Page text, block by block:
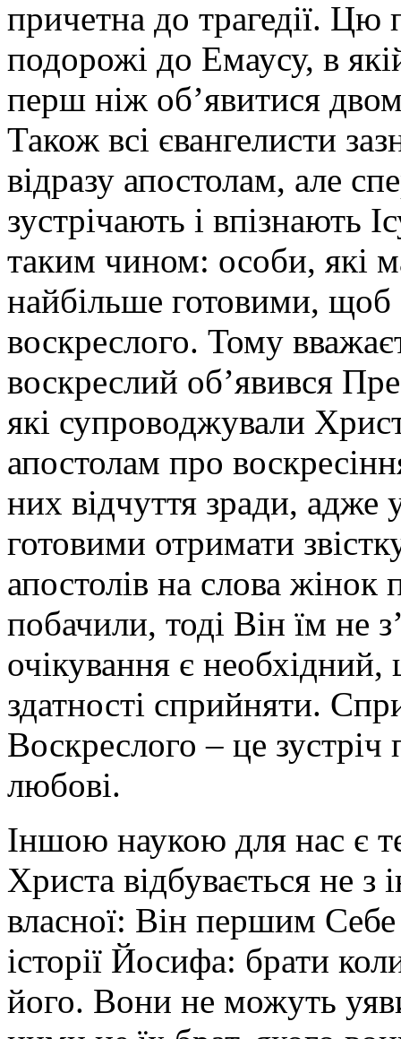
причетна до трагедії. Цю
подорожі до Емаусу, в
перш ніж об’явитися
Також всі євангелисти
відразу апостолам, але
зустрічають і впізнають
таким чином: особи, які
найбільше готовими, щоб
воскреслого. Тому
воскреслий об’явився
які супроводжували
апостолам про
них відчуття зради, адже
готовими отримати
апостолів на слова
побачили, тоді Він їм не
очікування є
здатності сприйняти.
Воскреслого – це зустріч
любові.
Іншою наукою для нас є
Христа відбувається не з
власної: Він першим
історії Йосифа: брати
його. Вони не можуть